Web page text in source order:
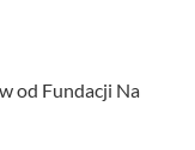
od Fundacji Na